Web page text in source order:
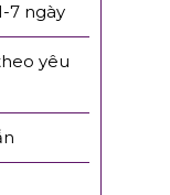
7 ngày
yêu